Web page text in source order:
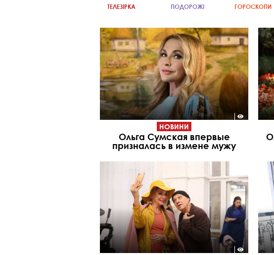
ТЕЛЕЗІРКА ПОДОРОЖІ ГОРОСКОПИ
НОВИНИ
Ольга Сумская впервые
призналась в измене мужу